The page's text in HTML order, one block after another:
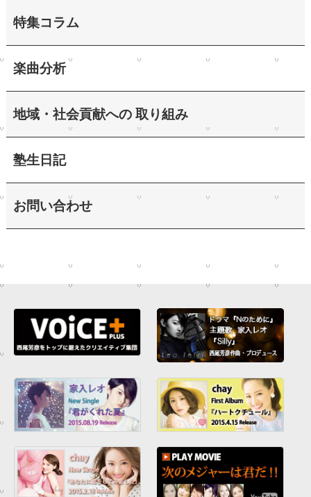
特集コラム
楽曲分析
地域・社会貢献への 取り組み
塾生日記
お問い合わせ